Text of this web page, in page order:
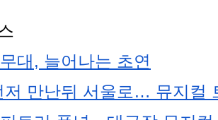
대, 늘어나는 초연
저 만난뒤 서울로… 뮤지컬